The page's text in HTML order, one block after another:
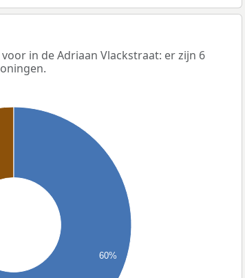
in de Adriaan Vlackstraat: er zijn 6
60%